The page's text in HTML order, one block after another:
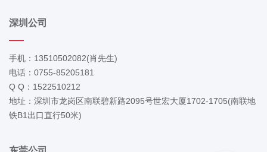
深圳公司
手机：13510502082(肖先生)
电话：0755-85205181
Q Q：1522510212
地址：深圳市龙岗区南联碧新路2095号世宏大厦1702-1705(南联地
铁B1出口直行50米)